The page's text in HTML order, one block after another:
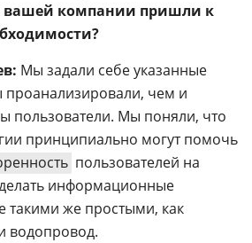
вашей компании пришли к
Мы задали себе указанные
чем и
пользователи. Мы поняли, что
принципиально могут помочь
пользователей на
информационные
такими же простыми, как
водопровод.